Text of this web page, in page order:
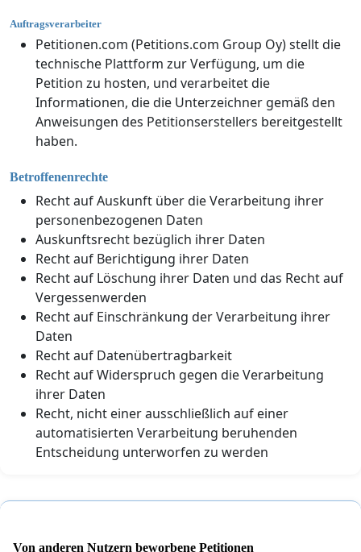
Auftragsverarbeiter
Petitionen.com (Petitions.com Group Oy) stellt die
technische Plattform zur Verfügung, um die
Petition zu hosten, und verarbeitet die
Informationen, die die Unterzeichner gemäß den
Anweisungen des Petitionserstellers bereitgestellt
haben.
Betroffenenrechte
Recht auf Auskunft über die Verarbeitung ihrer
personenbezogenen Daten
Auskunftsrecht bezüglich ihrer Daten
Recht auf Berichtigung ihrer Daten
Recht auf Löschung ihrer Daten und das Recht auf
Vergessenwerden
Recht auf Einschränkung der Verarbeitung ihrer
Daten
Recht auf Datenübertragbarkeit
Recht auf Widerspruch gegen die Verarbeitung
ihrer Daten
Recht, nicht einer ausschließlich auf einer
automatisierten Verarbeitung beruhenden
Entscheidung unterworfen zu werden
Von anderen Nutzern beworbene Petitionen